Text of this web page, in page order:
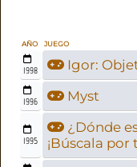
AÑO JUEGO
1998 Igor:
1996 Myst
1995
¿Dónde
¡Búscala